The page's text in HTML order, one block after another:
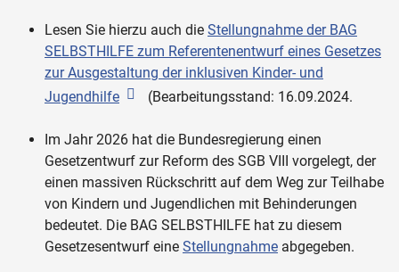
Lesen Sie hierzu auch die Stellungnahme der BAG
SELBSTHILFE zum Referentenentwurf eines Gesetzes
zur Ausgestaltung der inklusiven Kinder- und
Jugendhilfe
(Bearbeitungsstand: 16.09.2024.
Im Jahr 2026 hat die Bundesregierung einen
Gesetzentwurf zur Reform des SGB VIII vorgelegt, der
einen massiven Rückschritt auf dem Weg zur Teilhabe
von Kindern und Jugendlichen mit Behinderungen
bedeutet. Die BAG SELBSTHILFE hat zu diesem
Gesetzesentwurf eine Stellungnahme abgegeben.